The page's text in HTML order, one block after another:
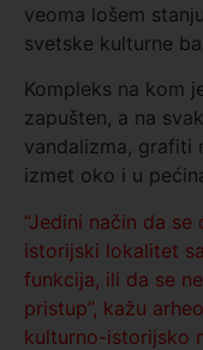
veoma lošem
svetske kulturne
Kompleks na kom
zapušten, a na
vandalizma, grafiti
izmet oko i u
“Jedini način da
istorijski lokalitet
funkcija, ili da se
pristup”, kažu
kulturno-istorijsko